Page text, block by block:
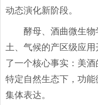
动态演化新阶段。
酵母、酒曲微生
土、气候的产区级应
了一个核心事实：美
特定自然生态下，功
集体表达。